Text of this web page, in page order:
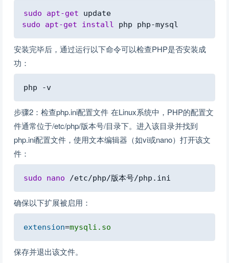
sudo apt-get
sudo
apt-get install
安装完毕后，通过运行以下命令可以检查PHP是否安装成
功：
步骤2：检查php.ini配置文件 在Linux系统中，PHP的配置文
件通常位于/etc/php/版本号/目录下。进入该目录并找到
php.ini配置文件，使用文本编辑器（如vi或nano）打开该文
件：
sudo nano
确保以下扩展被启用：
extension=mysqli.so
保存并退出该文件。